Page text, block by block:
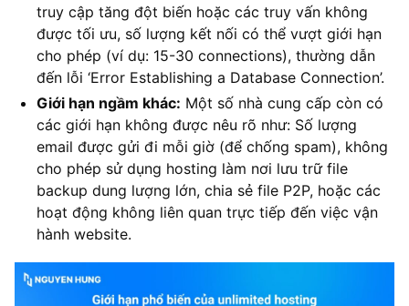
truy cập tăng đột biến hoặc các truy vấn không
được tối ưu, số lượng kết nối có thể vượt giới hạn
cho phép (ví dụ: 15-30 connections), thường dẫn
đến lỗi ‘Error Establishing a Database Connection’.
Giới hạn ngầm khác: Một số nhà cung cấp còn có
các giới hạn không được nêu rõ như: Số lượng
email được gửi đi mỗi giờ (để chống spam), không
cho phép sử dụng hosting làm nơi lưu trữ file
backup dung lượng lớn, chia sẻ file P2P, hoặc các
hoạt động không liên quan trực tiếp đến việc vận
hành website.